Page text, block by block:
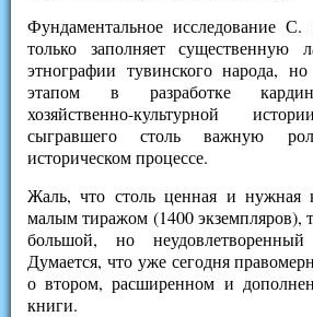
Фундаментальное исследование
только заполняет существенную
этнографии тувинского народа,
этапом в разработке
хозяйственно-культурной
сыгравшего столь важную
историческом процессе.
Жаль, что столь ценная и нужная
малым тиражом (1400 экземпляров),
большой, но неудовлетворенный
Думается, что уже сегодня
о втором, расширенном и
книги.